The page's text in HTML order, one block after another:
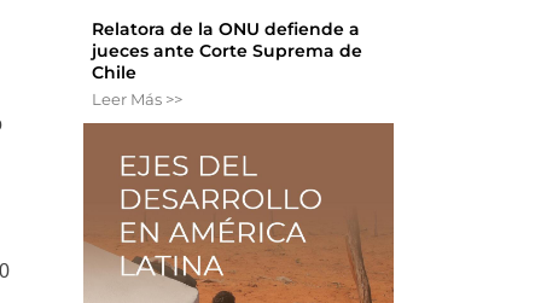
Relatora de la ONU defiende a
jueces ante Corte Suprema de
Chile
Leer Más >>